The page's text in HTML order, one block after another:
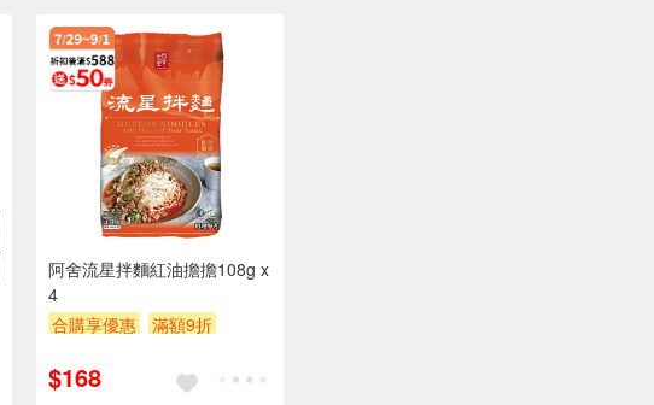
阿舍流星拌麵紅油擔擔108g x
4
合購享優惠
滿額9折
$168